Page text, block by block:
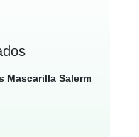
Mascarilla Salerm